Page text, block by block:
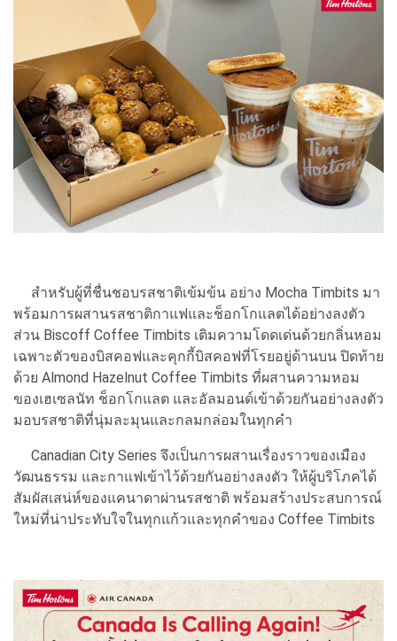
สำหรับผู้ที่ชื่นชอบรสชาติเข้มข้น อย่าง Mocha Timbits มา
พร้อมการผสานรสชาติกาแฟและช็อกโกแลตได้อย่างลงตัว
ส่วน Biscoff Coffee Timbits เติมความโดดเด่นด้วยกลิ่นหอม
เฉพาะตัวของบิสคอฟและคุกกี้บิสคอฟที่โรยอยู่ด้านบน ปิดท้าย
ด้วย Almond Hazelnut Coffee Timbits ที่ผสานความหอม
ของเฮเซลนัท ช็อกโกแลต และอัลมอนด์เข้าด้วยกันอย่างลงตัว
มอบรสชาติที่นุ่มละมุนและกลมกล่อมในทุกคำ
Canadian City Series จึงเป็นการผสานเรื่องราวของเมือง
วัฒนธรรม และกาแฟเข้าไว้ด้วยกันอย่างลงตัว ให้ผู้บริโภคได้
สัมผัสเสน่ห์ของแคนาดาผ่านรสชาติ พร้อมสร้างประสบการณ์
ใหม่ที่น่าประทับใจในทุกแก้วและทุกคำของ Coffee Timbits